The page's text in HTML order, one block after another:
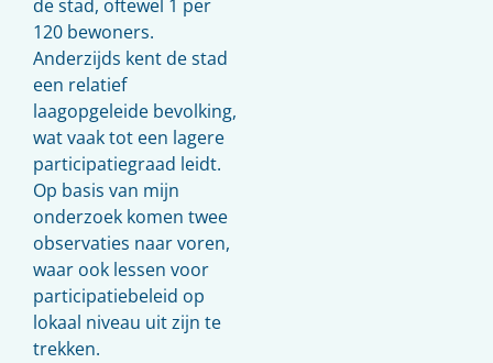
de stad, oftewel 1 per
120 bewoners.
Anderzijds kent de stad
een relatief
laagopgeleide bevolking,
wat vaak tot een lagere
participatiegraad leidt.
Op basis van mijn
onderzoek komen twee
observaties naar voren,
waar ook lessen voor
participatiebeleid op
lokaal niveau uit zijn te
trekken.